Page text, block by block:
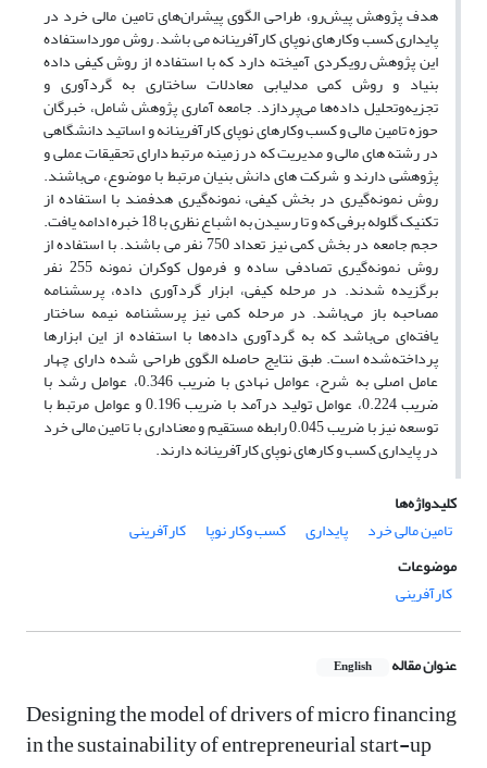
هدف پژوهش پیش‌رو، طراحی الگوی پیشران‌های تامین مالی خرد در
پایداری کسب وکارهای نوپای کارآفرینانه می باشد. روش مورداستفاده
این پژوهش رویکردی آمیخته دارد که با استفاده از روش کیفی داده
بنیاد و روش کمی مدلیابی معادلات ساختاری به گردآوری و
تجزیه‌وتحلیل داده‌ها می‌پردازد. جامعه آماری پژوهش شامل، خبرگان
حوزه تامین مالی و کسب وکارهای نوپای کارآفرینانه و اساتید دانشگاهی
در رشته های مالی و مدیریت که در زمینه مرتبط دارای تحقیقات عملی و
پژوهشی دارند و شرکت های دانش بنیان مرتبط با موضوع، می‌باشند.
روش نمونه‌گیری در بخش کیفی، نمونه‌گیری هدفمند با استفاده از
تکنیک گلوله برفی که و تا رسیدن به اشباع نظری با 18 خبره ادامه یافت.
حجم جامعه در بخش کمی نیز تعداد 750 نفر می باشند. با استفاده از
روش نمونه‌گیری تصادفی ساده و فرمول کوکران نمونه 255 نفر
برگزیده شدند. در مرحله کیفی، ابزار گردآوری داده‌، پرسشنامه
مصاحبه باز می‌باشد. در مرحله کمی نیز پرسشنامه نیمه ساختار
یافته‌ای می‌باشد که به گردآوری داده‌ها با استفاده از این ابزارها
پرداخته‌شده است. طبق نتایج حاصله الگوی طراحی شده دارای چهار
عامل اصلی به شرح، عوامل نهادی با ضریب 0.346، عوامل رشد با
ضریب 0.224، عوامل تولید درآمد با ضریب 0.196 و عوامل مرتبط با
توسعه نیز با ضریب 0.045 رابطه مستقیم و معناداری با تامین مالی خرد
در پایداری کسب و کارهای نوپای کارآفرینانه دارند.
کلیدواژه‌ها
تامین مالی خرد
پایداری کسب وکار نوپا
کارآفرینی
موضوعات
کارآفرینی
عنوان مقاله English
Designing the model of drivers of micro financing
in the sustainability of entrepreneurial start-up